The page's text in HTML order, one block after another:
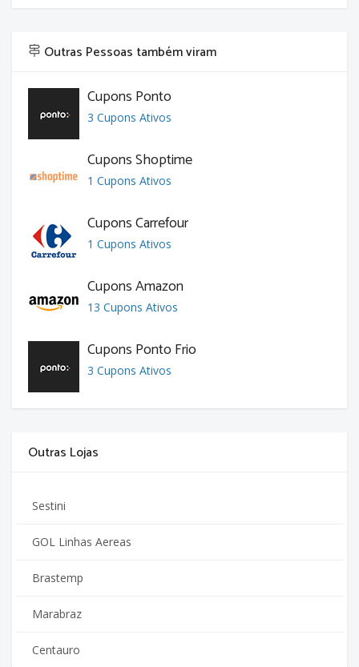
Outras Pessoas também viram
Cupons Ponto
3 Cupons Ativos
Cupons Shoptime
1 Cupons Ativos
Cupons Carrefour
1 Cupons Ativos
Cupons Amazon
13 Cupons Ativos
Cupons Ponto Frio
3 Cupons Ativos
Outras Lojas
Sestini
GOL Linhas Aereas
Brastemp
Marabraz
Centauro